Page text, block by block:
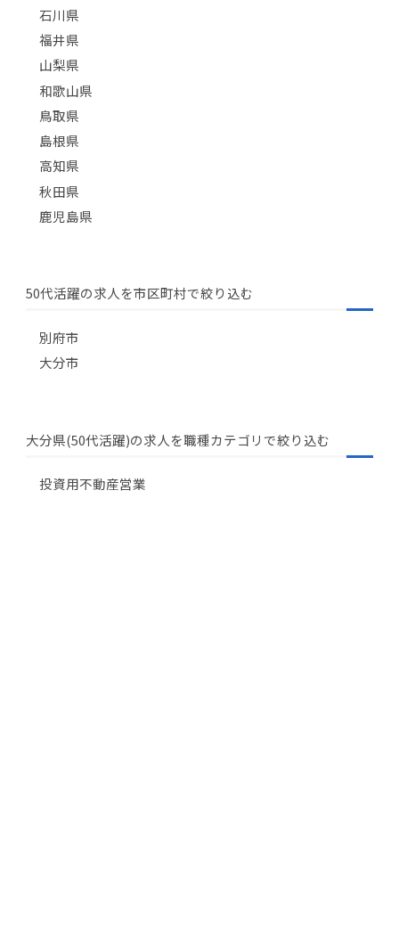
石川県
福井県
山梨県
和歌山県
鳥取県
島根県
高知県
秋田県
鹿児島県
50代活躍の求人を市区町村で絞り込む
別府市
大分市
大分県(50代活躍)の求人を職種カテゴリで絞り込む
投資用不動産営業